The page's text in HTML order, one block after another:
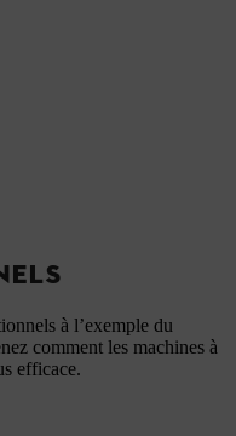
à l’exemple du
comment les machines à
efficace.